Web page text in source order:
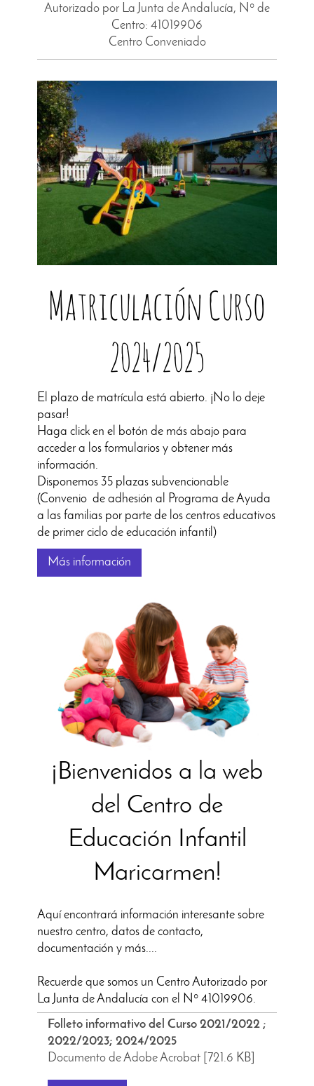
Autorizado por La Junta de Andalucía, Nº de
Centro: 41019906
Centro Conveniado
Matriculación Curso
2024/2025
El plazo de matrícula está abierto. ¡No lo deje
pasar!
Haga click en el botón de más abajo para
acceder a los formularios y obtener más
información.
Disponemos 35 plazas subvencionable
(Convenio de adhesión al Programa de Ayuda
a las familias por parte de los centros educativos
de primer ciclo de educación infantil)
Más información
¡Bienvenidos a la web
del Centro de
Educación Infantil
Maricarmen!
Aquí encontrará información interesante sobre
nuestro centro, datos de contacto,
documentación y más....
Recuerde que somos un Centro Autorizado por
La Junta de Andalucía con el Nº 41019906.
Folleto informativo del Curso 2021/2022 ;
2022/2023; 2024/2025
Documento de Adobe Acrobat [721.6 KB]